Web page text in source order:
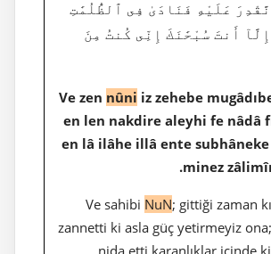
عَلَيْهِ فَنَادَىٰ فِى ٱلظُّلُمَٰتِ
أَنتَ سُبْحَٰنَكَ إِنِّى كُنتُ مِنَ
Ve zen nûni iz zehebe
en len nakdire aleyhi fe nâdâ
en lâ ilâhe illâ ente
minez
Ve sahibi NuN; gittiği zaman
zannetti ki asla güç yetirmeyiz